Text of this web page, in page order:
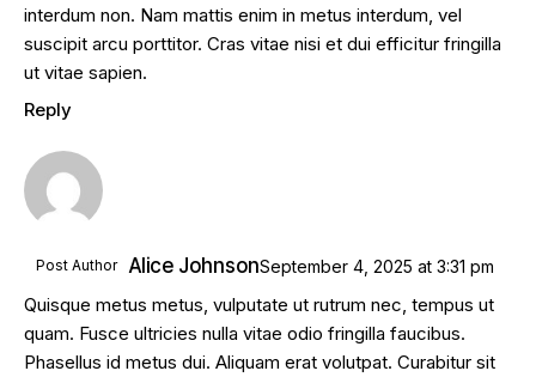
interdum non. Nam mattis enim in metus interdum, vel
suscipit arcu porttitor. Cras vitae nisi et dui efficitur fringilla
ut vitae sapien.
Reply
Post Author Alice JohnsonSeptember 4, 2025 at 3:31 pm
Quisque metus metus, vulputate ut rutrum nec, tempus ut
quam. Fusce ultricies nulla vitae odio fringilla faucibus.
Phasellus id metus dui. Aliquam erat volutpat. Curabitur sit